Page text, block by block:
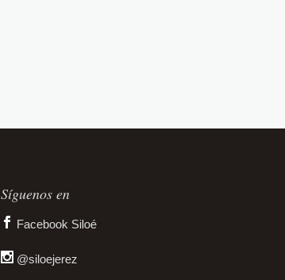
Síguenos en
Facebook Siloé
@siloejerez